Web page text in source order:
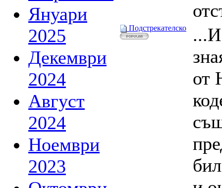
Януари
2025
Декември
2024
Август
2024
Ноември
2023
Подстрекателско
...И
от